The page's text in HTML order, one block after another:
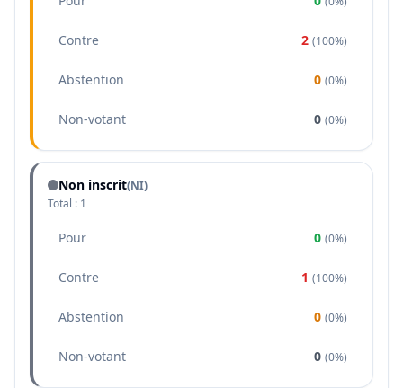
Contre 2 (100%)
Abstention 0 (0%)
Non-votant 0 (0%)
Non inscrit(NI)
Total : 1
Pour 0 (0%)
Contre 1 (100%)
Abstention 0 (0%)
Non-votant 0 (0%)